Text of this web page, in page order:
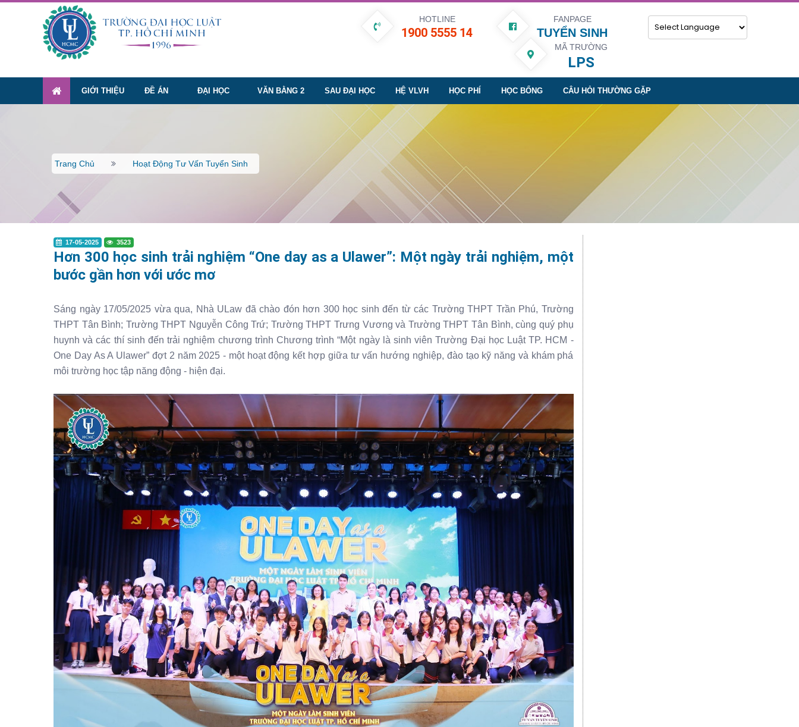
FANPAGE
TUYỂN SINH
HOTLINE
1900 5555 14
MÃ TRƯỜNG
LPS
GIỚI THIỆU ĐỀ ÁN ĐẠI HỌC VĂN BẰNG 2 SAU ĐẠI HỌC HỆ VLVH HỌC PHÍ HỌC BỔNG CÂU HỎI THƯỜNG GẶP
Trang Chủ Hoạt Động Tư Vấn Tuyển Sinh
17-05-2025 3523
Hơn 300 học sinh trải nghiệm “One day as a Ulawer”: Một ngày trải nghiệm, một
bước gần hơn với ước mơ
Sáng ngày 17/05/2025 vừa qua, Nhà ULaw đã chào đón hơn 300 học sinh đến từ các Trường THPT Trần Phú, Trường
THPT Tân Bình; Trường THPT Nguyễn Công Trứ; Trường THPT Trưng Vương và Trường THPT Tân Bình, cùng quý phụ
huynh và các thí sinh đến trải nghiệm chương trình Chương trình “Một ngày là sinh viên Trường Đại học Luật TP. HCM -
One Day As A Ulawer” đợt 2 năm 2025 - một hoạt động kết hợp giữa tư vấn hướng nghiệp, đào tạo kỹ năng và khám phá
môi trường học tập năng động - hiện đại.